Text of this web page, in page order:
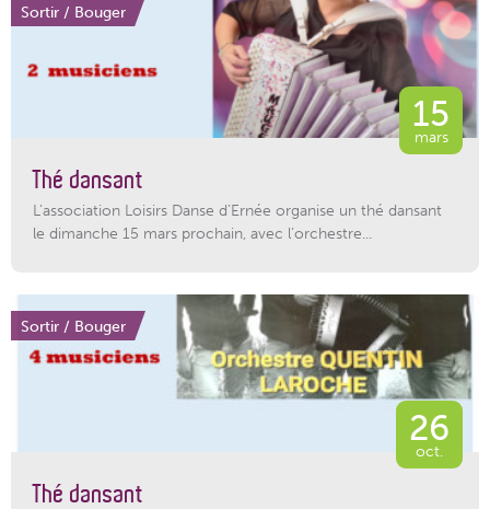
Sortir / Bouger
15
mars
Thé dansant
L’association Loisirs Danse d’Ernée organise un thé dansant
le dimanche 15 mars prochain, avec l’orchestre...
Sortir / Bouger
26
oct.
Thé dansant